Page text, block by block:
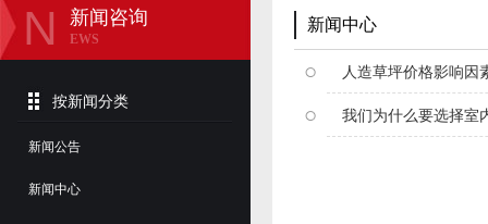
N 新闻咨询
EWS
按新闻分类
新闻公告
新闻中心
新闻中心
人造草坪价格影响因
我们为什么要选择室